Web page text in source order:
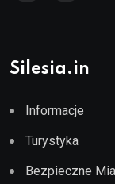
Silesia.in
Informacje
Turystyka
Bezpieczne